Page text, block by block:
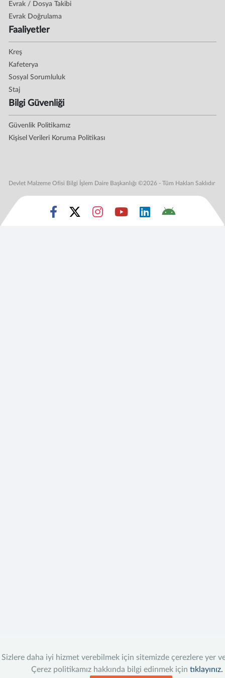
Sizlere daha iyi hizmet verebilmek için sitemizde çerezlere yer
Çerez politikamız hakkında bilgi edinmek için tıklayınız.
Evrak / Dosya Takibi
Evrak Doğrulama
Faaliyetler
Kreş
Kafeterya
Sosyal Sorumluluk
Staj
Bilgi Güvenliği
Güvenlik Politikamız
Kişisel Verileri Koruma Politikası
Devlet Malzeme Ofisi Bilgi İşlem Daire Başkanlığı ©2026 - Tüm Hakları Saklıdır